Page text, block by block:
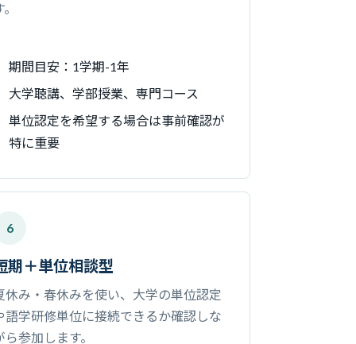
期間目安：1学期-1年
大学聴講、学部授業、専門コース
単位認定を希望する場合は事前確認が
特に重要
6
期＋単位相談型
休み・春休みを使い、大学の単位認定
語学研修単位に接続できるか確認しな
ら参加します。